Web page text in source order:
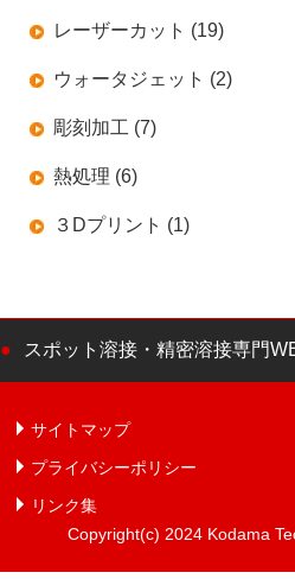
レーザーカット (19)
ウォータジェット (2)
彫刻加工 (7)
熱処理 (6)
３Dプリント (1)
スポット溶接・精密溶接専門
サイトマップ
プライバシーポリシー
リンク集
Copyright(c) 2024 Kodama